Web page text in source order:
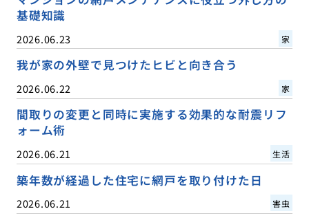
基礎知識
2026.06.23 家
我が家の外壁で見つけたヒビと向き合う
2026.06.22 家
間取りの変更と同時に実施する効果的な耐震リフ
ォーム術
2026.06.21 生活
築年数が経過した住宅に網戸を取り付けた日
2026.06.21 害虫